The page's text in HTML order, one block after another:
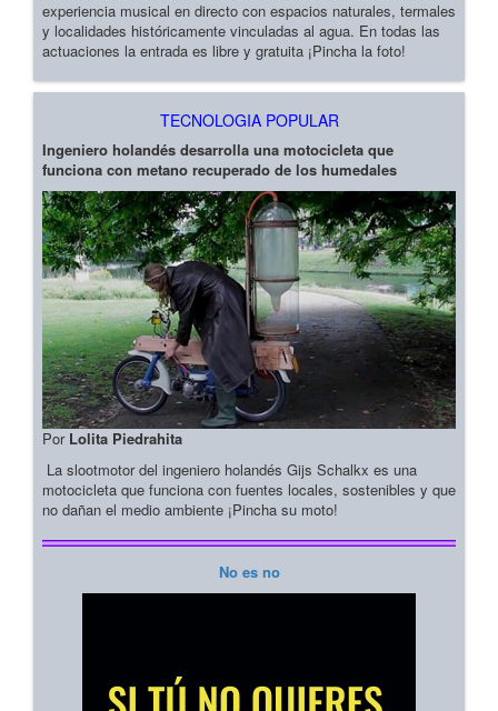
experiencia musical en directo con espacios naturales, termales
y localidades históricamente vinculadas al agua. En todas las
actuaciones la entrada es libre y gratuita ¡Pincha la foto!
TECNOLOGIA POPULAR
Ingeniero holandés desarrolla una motocicleta que
funciona con metano recuperado de los humedales
Por Lolita Piedrahita
La slootmotor del ingeniero holandés Gijs Schalkx es una
motocicleta que funciona con fuentes locales, sostenibles y que
no dañan el medio ambiente ¡Pincha su moto!
No es no